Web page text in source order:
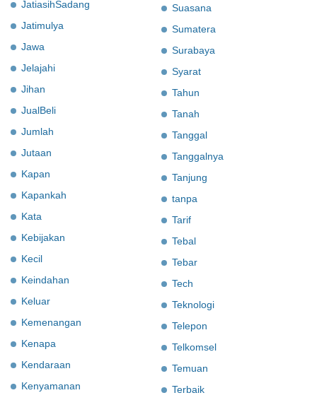
JatiasihSadang
Jatimulya
Jawa
Jelajahi
Jihan
JualBeli
Jumlah
Jutaan
Kapan
Kapankah
Kata
Kebijakan
Kecil
Keindahan
Keluar
Kemenangan
Kenapa
Kendaraan
Kenyamanan
Suasana
Sumatera
Surabaya
Syarat
Tahun
Tanah
Tanggal
Tanggalnya
Tanjung
tanpa
Tarif
Tebal
Tebar
Tech
Teknologi
Telepon
Telkomsel
Temuan
Terbaik